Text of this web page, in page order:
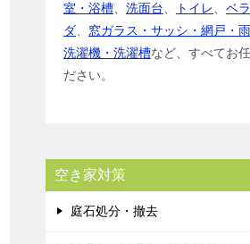
室・浴槽
洗面台 トイレ
ベ
ダ
窓ガラス・サッシ・網戸・
洗濯機・洗濯槽など、すべてお
ださい。
空き家対策
庭石処分・撤去